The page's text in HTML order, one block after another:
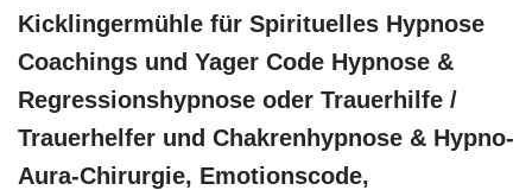
Kicklingermühle für Spirituelles Hypnose
Coachings und Yager Code Hypnose &
Regressionshypnose oder Trauerhilfe /
Trauerhelfer und Chakrenhypnose & Hypno-
Aura-Chirurgie, Emotionscode,